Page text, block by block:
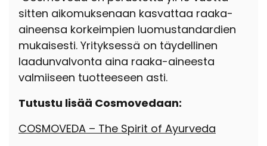
sitten aikomuksenaan kasvattaa raaka-
aineensa korkeimpien luomustandardien
mukaisesti. Yrityksessä on täydellinen
laadunvalvonta aina raaka-aineesta
valmiiseen tuotteeseen asti.
Tutustu lisää Cosmovedaan:
COSMOVEDA – The Spirit of Ayurveda